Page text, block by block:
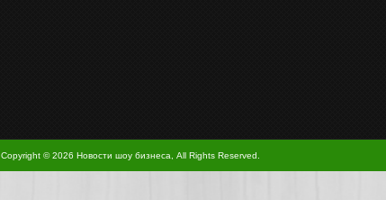
Copyright © 2026 Новости шоу бизнеса, All Rights Reserved.